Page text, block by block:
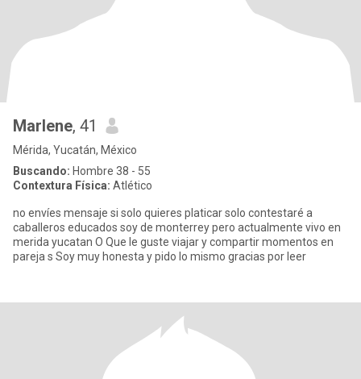
Marlene, 41
Mérida, Yucatán, México
Buscando: Hombre 38 - 55
Contextura Física: Atlético
no envíes mensaje si solo quieres platicar solo contestaré a
caballeros educados soy de monterrey pero actualmente vivo en
merida yucatan O Que le guste viajar y compartir momentos en
pareja s Soy muy honesta y pido lo mismo gracias por leer